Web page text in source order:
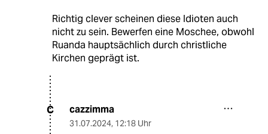
Richtig clever scheinen diese Idioten auch
nicht zu sein. Bewerfen eine Moschee, obwohl
Ruanda hauptsächlich durch christliche
Kirchen geprägt ist.
C cazzimma
31.07.2024, 12:18 Uhr